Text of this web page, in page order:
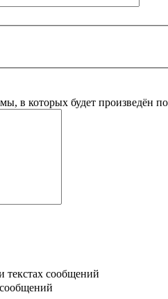
в которых будет произведён
текстах сообщений